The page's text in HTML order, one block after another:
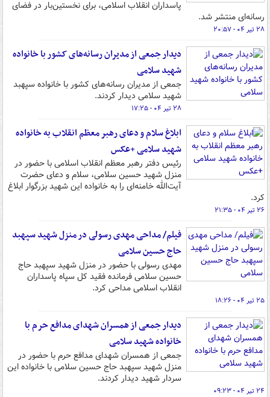
پاسداران انقلاب اسلامی، برای نخستین‌بار در فضای
رسانه‌ای منتشر شد.
۲۸ تیر ۰۴ - ۲۰:۵۷
دیدار جمعی از مدیران رسانه‌های کشور با خانواده
شهید سلامی
جمعی از مدیران رسانه‌های کشور با خانواده سپهبد
شهید سلامی دیدار کردند.
۲۸ تیر ۰۴ - ۱۷:۲۵
ابلاغ سلام و دعای رهبر معظم انقلاب به خانواده
شهید سلامی +عکس
رئیس دفتر رهبر معظم انقلاب اسلامی با حضور در
منزل شهید حسین سلامی، سلام و دعای حضرت
آیت‌الله خامنه‌ای را به خانواده این شهید بزرگوار ابلاغ
کرد.
۲۶ تیر ۰۴ - ۲۱:۳۵
فیلم/ مداحی مهدی رسولی در منزل شهید سپهبد
حاج حسین سلامی
مهدی رسولی با حضور در منزل شهید سپهبد حاج
حسین سلامی فرمانده فقید کل سپاه پاسداران
انقلاب اسلامی مداحی کرد.
۲۵ تیر ۰۴ - ۱۸:۲۶
دیدار جمعی از همسران شهدای مدافع حرم با
خانواده شهید سلامی
جمعی از همسران شهدای مدافع حرم با حضور در
منزل شهید سپهبد حاج حسین سلامی با خانواده این
سردار شهید دیدار کردند.
۲۴ تیر ۰۴ - ۰۹:۲۳